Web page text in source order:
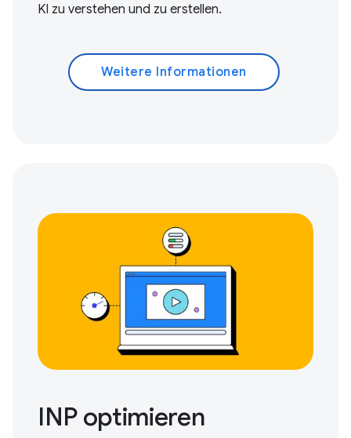
KI zu verstehen und zu erstellen.
Weitere Informationen
INP optimieren